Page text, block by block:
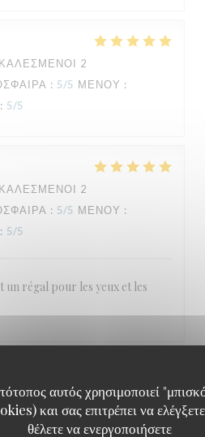
αυτός χρησιμοποιεί
και σας επιτρέπει να ελέγξετε
θέλετε να ενεργοποιήσετε
2
: 5/5 ΜΕΝΟΎ :
: 5/5
2
: 5/5 ΜΕΝΟΎ :
: 5/5
un régal pour les yeux et les